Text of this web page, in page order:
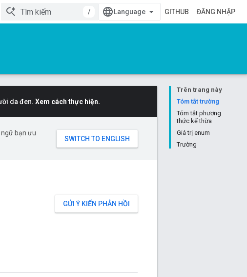
/
GITHUB ĐĂNG NHẬP
Trên trang này
Tóm tắt trường
Tóm tắt phương
thức kế thừa
Giá trị enum
Trường
da đen. Xem cách thực hiện.
bạn ưu
GỬI Ý KIẾN PHẢN HỒI